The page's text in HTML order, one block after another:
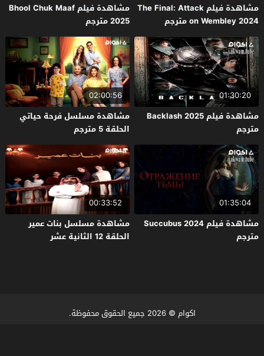
مشاهدة فيلم The Final: Attack
on Wembley 2024 مترجم
مشاهدة فيلم Bhool Chuk Maaf
2025 مترجم
01:30:20
مشاهدة فيلم Backlash 2025
مترجم
02:00:56
مشاهدة مسلسل فرحة حياتي
الحلقة 5 مترجم
01:35:04
مشاهدة فيلم Succubus 2024
مترجم
00:33:52
مشاهدة مسلسل بنات عمير
الحلقة 12 الثانية عشر
اكوام © 2026 جميع الحقوق محفوظة.